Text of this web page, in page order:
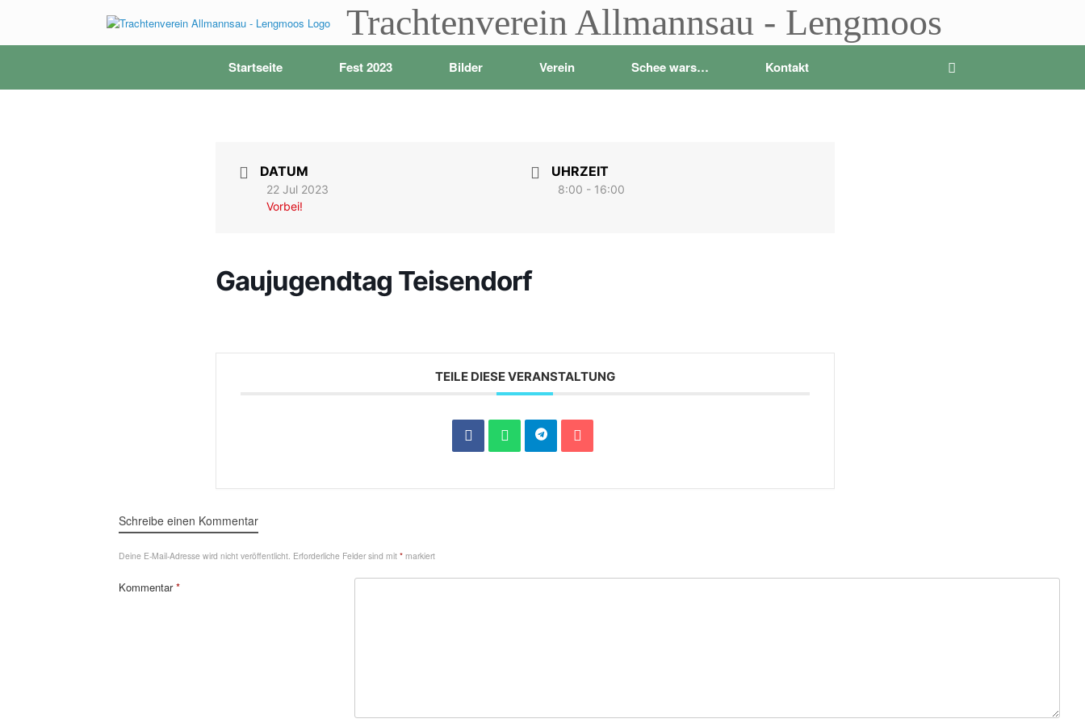
Trachtenverein Allmannsau - Lengmoos
Startseite Fest 2023 Bilder Verein Schee wars… Kontakt
DATUM
22 Jul 2023
Vorbei!
UHRZEIT
8:00 - 16:00
Gaujugendtag Teisendorf
TEILE DIESE VERANSTALTUNG
Schreibe einen Kommentar
Deine E-Mail-Adresse wird nicht veröffentlicht. Erforderliche Felder sind mit * markiert
Kommentar*